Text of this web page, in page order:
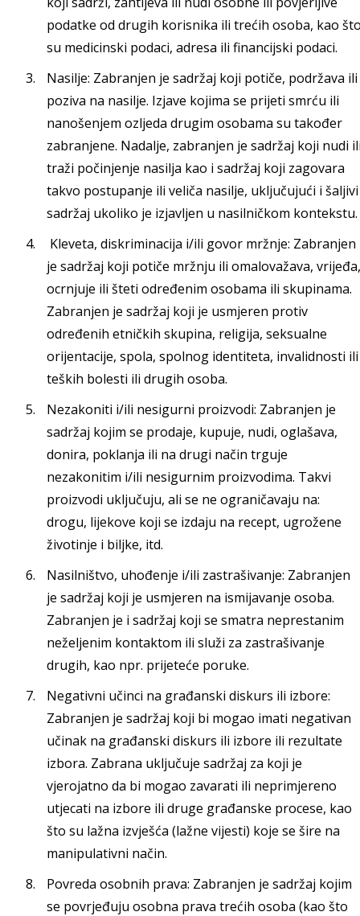
podatke od drugih korisnika ili trećih osoba, kao
su medicinski podaci, adresa ili financijski podaci.
Nasilje: Zabranjen je sadržaj koji potiče, podržava ili
poziva na nasilje. Izjave kojima se prijeti smrću ili
nanošenjem ozljeda drugim osobama su također
zabranjene. Nadalje, zabranjen je sadržaj koji nudi
traži počinjenje nasilja kao i sadržaj koji zagovara
takvo postupanje ili veliča nasilje, uključujući i šaljivi
sadržaj ukoliko je izjavljen u nasilničkom kontekstu.
Kleveta, diskriminacija i/ili govor mržnje: Zabranjen
je sadržaj koji potiče mržnju ili omalovažava, vrijeđa,
ocrnjuje ili šteti određenim osobama ili skupinama.
Zabranjen je sadržaj koji je usmjeren protiv
određenih etničkih skupina, religija, seksualne
orijentacije, spola, spolnog identiteta, invalidnosti ili
teških bolesti ili drugih osoba.
Nezakoniti i/ili nesigurni proizvodi: Zabranjen je
sadržaj kojim se prodaje, kupuje, nudi, oglašava,
donira, poklanja ili na drugi način trguje
nezakonitim i/ili nesigurnim proizvodima. Takvi
proizvodi uključuju, ali se ne ograničavaju na:
drogu, lijekove koji se izdaju na recept, ugrožene
životinje i biljke, itd.
Nasilništvo, uhođenje i/ili zastrašivanje: Zabranjen
je sadržaj koji je usmjeren na ismijavanje osoba.
Zabranjen je i sadržaj koji se smatra neprestanim
neželjenim kontaktom ili služi za zastrašivanje
drugih, kao npr. prijeteće poruke.
Negativni učinci na građanski diskurs ili izbore:
Zabranjen je sadržaj koji bi mogao imati negativan
učinak na građanski diskurs ili izbore ili rezultate
izbora. Zabrana uključuje sadržaj za koji je
vjerojatno da bi mogao zavarati ili neprimjereno
utjecati na izbore ili druge građanske procese, kao
što su lažna izvješća (lažne vijesti) koje se šire na
manipulativni način.
Povreda osobnih prava: Zabranjen je sadržaj kojim
se povrjeđuju osobna prava trećih osoba (kao što